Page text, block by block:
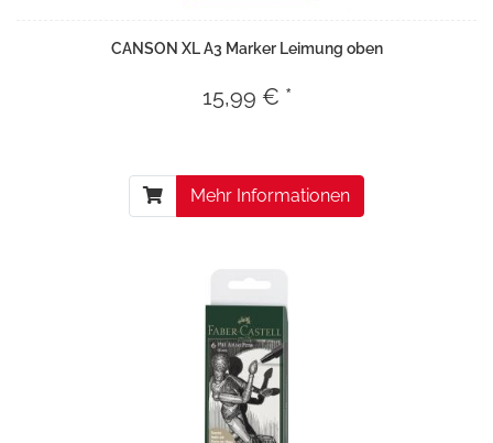
CANSON XL A3 Marker Leimung oben
15,99 € *
Mehr Informationen